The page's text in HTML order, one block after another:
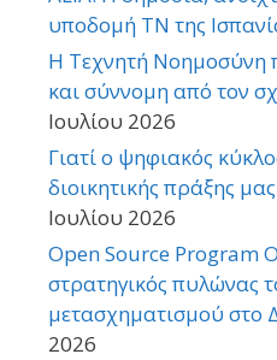
υποδομή ΤΝ της
Η Τεχνητή Νοημοσύνη
και σύννομη από τον
Ιουλίου 2026
Γιατί ο ψηφιακός
διοικητικής πράξης
Ιουλίου 2026
Open Source Program
στρατηγικός πυλώνας
μετασχηματισμού στο
2026